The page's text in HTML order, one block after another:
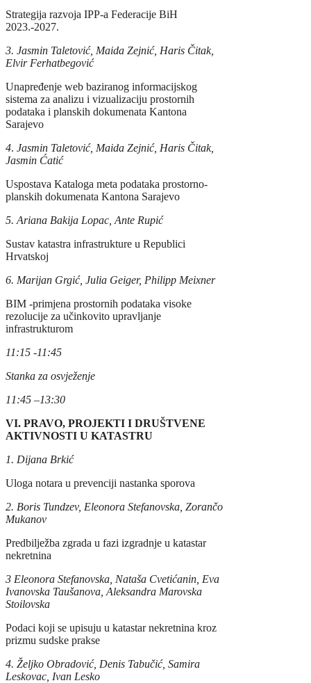
Strategija razvoja IPP-a Federacije BiH
2023.-2027.
3. Jasmin Taletović, Maida Zejnić, Haris Čitak,
Elvir Ferhatbegović
Unapređenje web baziranog informacijskog
sistema za analizu i vizualizaciju prostornih
podataka i planskih dokumenata Kantona
Sarajevo
4. Jasmin Taletović, Maida Zejnić, Haris Čitak,
Jasmin Ćatić
Uspostava Kataloga meta podataka prostorno-
planskih dokumenata Kantona Sarajevo
5. Ariana Bakija Lopac, Ante Rupić
Sustav katastra infrastrukture u Republici
Hrvatskoj
6. Marijan Grgić, Julia Geiger, Philipp Meixner
BIM -primjena prostornih podataka visoke
rezolucije za učinkovito upravljanje
infrastrukturom
11:15 -11:45
Stanka za osvježenje
1 1:45 –13:30
VI. PRAVO, PROJEKTI I DRUŠTVENE
AKTIVNOSTI U KATASTRU
1. Dijana Brkić
Uloga notara u prevenciji nastanka sporova
2. Boris Tundzev, Eleonora Stefanovska, Zorančo
Mukanov
Predbilježba zgrada u fazi izgradnje u katastar
nekretnina
3 Eleonora Stefanovska, Nataša Cvetićanin, Eva
Ivanovska Taušanova, Aleksandra Marovska
Stoilovska
Podaci koji se upisuju u katastar nekretnina kroz
prizmu sudske prakse
4. Željko Obradović, Denis Tabučić, Samira
Leskovac, Ivan Lesko